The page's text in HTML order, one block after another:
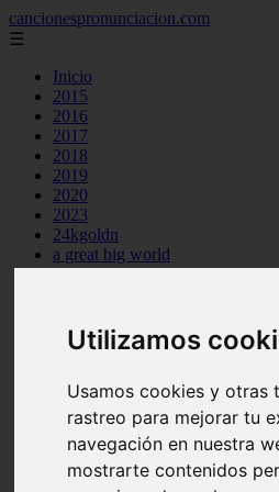
Utilizamos
Usamos cookies y otras
rastreo para mejorar tu
navegación en nuestra
mostrarte contenidos
cancionespronunciacion.com
☰
Inicio
2015
2016
2017
2018
2019
2020
2023
24kgoldn
a great big world
ac dc
ajr
amy winehouse
aretha franklin
ariana grande
atb
ava max